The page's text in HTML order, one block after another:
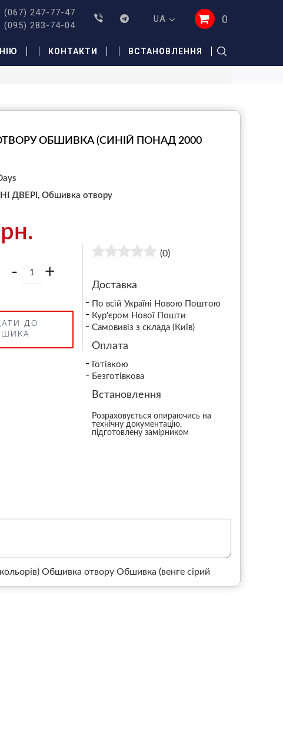
(067) 247-77-47
(095) 283-74-04
UA 0
КОНТАКТИ ВСТАНОВЛЕННЯ
ОБШИВКА (СИНІЙ ПОНАД 2000
ДВЕРІ, Обшивка отвору
- +
ДО
(0)
Доставка
По всій Україні Новою Поштою
Кур'єром Нової Пошти
Самовивіз з склада (Київ)
Оплата
Готівкою
Безготівкова
Встановлення
Розраховується опираючись на
технічну документацію,
підготовлену замірником
Обшивка отвору Обшивка (венге сірий